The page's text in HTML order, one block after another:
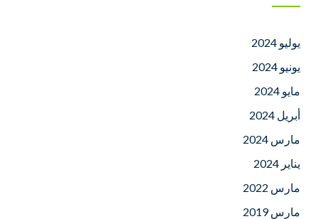
يوليو 2024
يونيو 2024
مايو 2024
أبريل 2024
مارس 2024
يناير 2024
مارس 2022
مارس 2019